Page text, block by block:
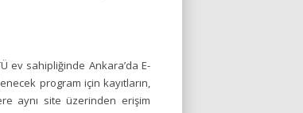
ev sahipliğinde Ankara’da E-
program için kayıtların,
aynı site üzerinden erişim